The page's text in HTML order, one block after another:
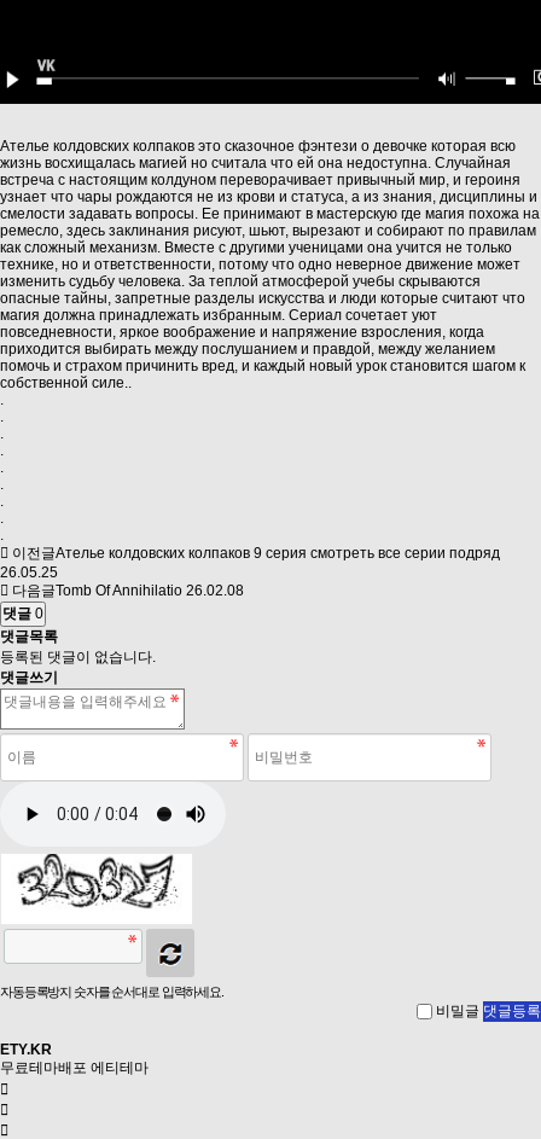
Ателье колдовских колпаков это сказочное фэнтези о девочке которая всю
жизнь восхищалась магией но считала что ей она недоступна. Случайная
встреча с настоящим колдуном переворачивает привычный мир, и героиня
узнает что чары рождаются не из крови и статуса, а из знания, дисциплины и
смелости задавать вопросы. Ее принимают в мастерскую где магия похожа на
ремесло, здесь заклинания рисуют, шьют, вырезают и собирают по правилам
как сложный механизм. Вместе с другими ученицами она учится не только
технике, но и ответственности, потому что одно неверное движение может
изменить судьбу человека. За теплой атмосферой учебы скрываются
опасные тайны, запретные разделы искусства и люди которые считают что
магия должна принадлежать избранным. Сериал сочетает уют
повседневности, яркое воображение и напряжение взросления, когда
приходится выбирать между послушанием и правдой, между желанием
помочь и страхом причинить вред, и каждый новый урок становится шагом к
собственной силе..
.
.
.
.
.
.
.
.
.
이전글Ателье колдовских колпаков 9 серия смотреть все серии подряд
26.05.25
다음글Tomb Of Annihilatio 26.02.08
댓글 0
댓글목록
등록된 댓글이 없습니다.
댓글쓰기
자동등록방지 숫자를 순서대로 입력하세요.
비밀글 댓글등록
ETY.KR
무료테마배포 에티테마